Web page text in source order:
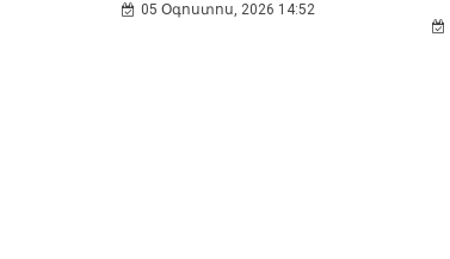
05 Օգոստոս, 2026 14:52